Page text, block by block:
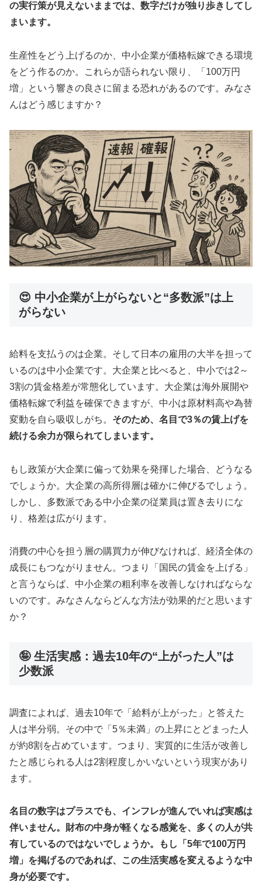
の実行策が見えないままでは、数字だけが独り歩きしてし
まいます。
生産性をどう上げるのか、中小企業が価格転嫁できる環境
をどう作るのか。これらが語られない限り、「100万円
増」という響きの良さに留まる恐れがあるのです。みなさ
んはどう感じますか？
😍 中小企業が上がらないと“多数派”は上
がらない
給料を支払うのは企業。そして日本の雇用の大半を担って
いるのは中小企業です。大企業と比べると、中小では2～
3割の賃金格差が常態化しています。大企業は海外展開や
価格転嫁で利益を確保できますが、中小は原材料高や為替
変動を自ら吸収しがち。 そのため、名目で3％の賃上げを
続ける余力が限られてしまいます。
もし政策が大企業に偏って効果を発揮した場合、どうなる
でしょうか。大企業の高所得層は確かに伸びるでしょう。
しかし、多数派である中小企業の従業員は置き去りにな
り、格差は広がります。
消費の中心を担う層の購買力が伸びなければ、経済全体の
成長にもつながりません。つまり「国民の賃金を上げる」
と言うならば、中小企業の粗利率を改善しなければならな
いのです。みなさんならどんな方法が効果的だと思います
か？
🤪 生活実感：過去10年の“上がった人”は
少数派
調査によれば、過去10年で「給料が上がった」と答えた
人は半分弱。その中で「5％未満」の上昇にとどまった人
が約8割を占めています。つまり、実質的に生活が改善し
たと感じられる人は2割程度しかいないという現実があり
ます。
名目の数字はプラスでも、インフレが進んでいれば実感は
伴いません。財布の中身が軽くなる感覚を、多くの人が共
有しているのではないでしょうか。もし「5年で100万円
増」を掲げるのであれば、この生活実感を変えるような中
身が必要です。